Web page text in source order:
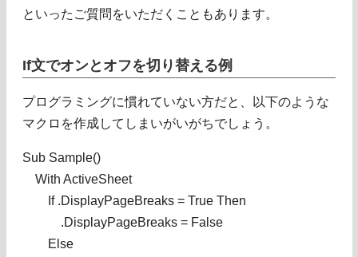
といったご質問をいただくこともあります。
If文でオンとオフを切り替える例
プログラミングに慣れていない方だと、以下のような
マクロを作成してしまいがいがちでしょう。
Sub Sample()
With ActiveSheet
If .DisplayPageBreaks = True Then
.DisplayPageBreaks = False
Else